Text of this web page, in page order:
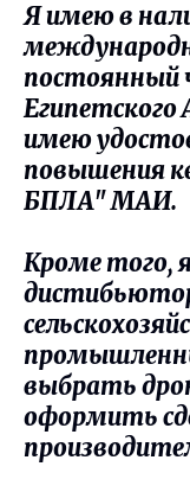
Я имею в
постоянный
Египетского
имею
повышения
БПЛА" МАИ.
Кроме того,
выбрать
оформить